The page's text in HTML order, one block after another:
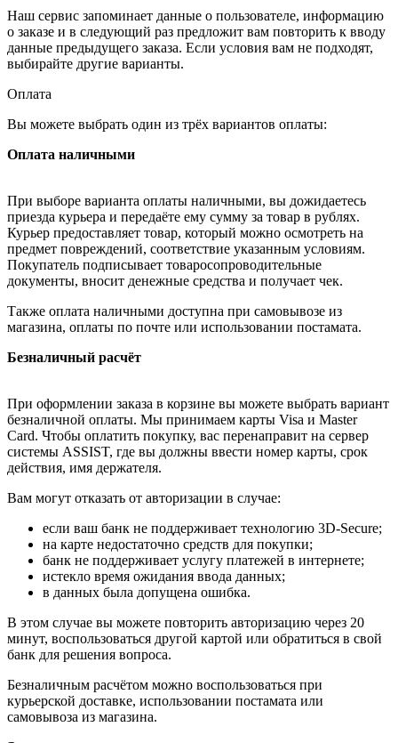
Наш сервис запоминает данные о пользователе, информацию
о заказе и в следующий раз предложит вам повторить к вводу
данные предыдущего заказа. Если условия вам не подходят,
выбирайте другие варианты.
Оплата
Вы можете выбрать один из трёх вариантов оплаты:
Оплата наличными
При выборе варианта оплаты наличными, вы дожидаетесь
приезда курьера и передаёте ему сумму за товар в рублях.
Курьер предоставляет товар, который можно осмотреть на
предмет повреждений, соответствие указанным условиям.
Покупатель подписывает товаросопроводительные
документы, вносит денежные средства и получает чек.
Также оплата наличными доступна при самовывозе из
магазина, оплаты по почте или использовании постамата.
Безналичный расчёт
При оформлении заказа в корзине вы можете выбрать вариант
безналичной оплаты. Мы принимаем карты Visa и Master
Card. Чтобы оплатить покупку, вас перенаправит на сервер
системы ASSIST, где вы должны ввести номер карты, срок
действия, имя держателя.
Вам могут отказать от авторизации в случае:
если ваш банк не поддерживает технологию 3D-Secure;
на карте недостаточно средств для покупки;
банк не поддерживает услугу платежей в интернете;
истекло время ожидания ввода данных;
в данных была допущена ошибка.
В этом случае вы можете повторить авторизацию через 20
минут, воспользоваться другой картой или обратиться в свой
банк для решения вопроса.
Безналичным расчётом можно воспользоваться при
курьерской доставке, использовании постамата или
самовывоза из магазина.